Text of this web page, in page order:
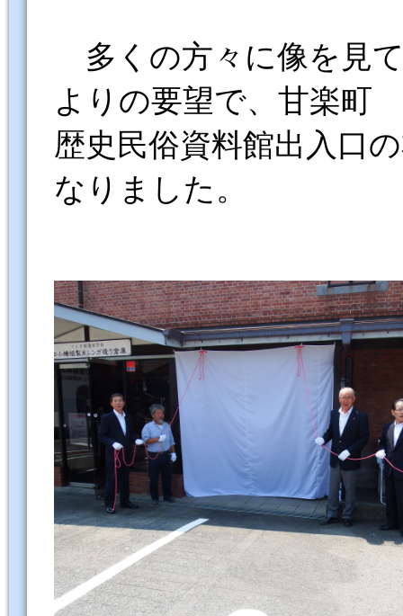
多くの方々に像を見
よりの要望で、甘楽町
歴史民俗資料館出入口
なりました。